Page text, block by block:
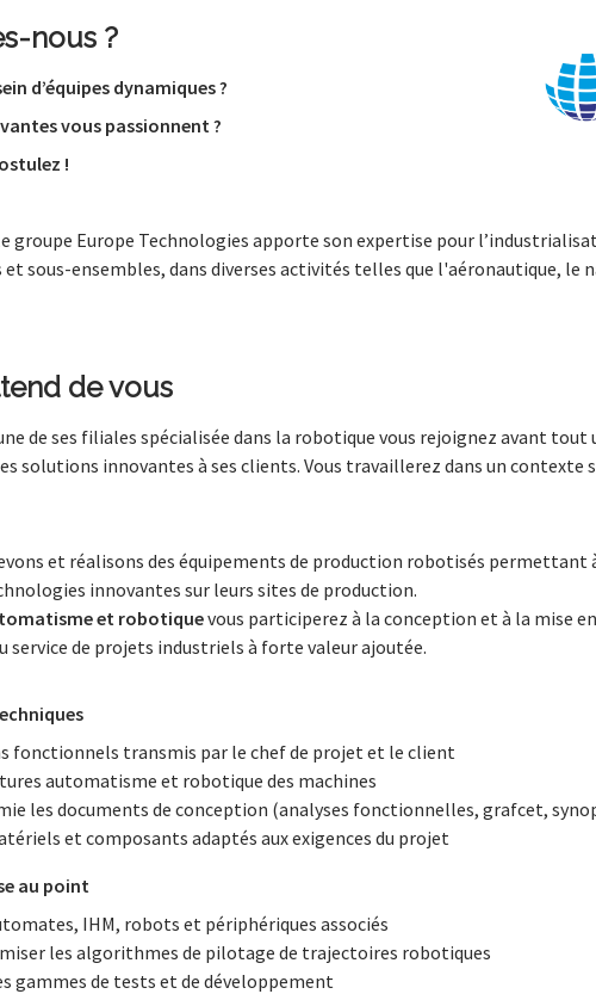
nous ?
d’équipes dynamiques ?
vous passionnent ?
!
le groupe Europe Technologies apporte son expertise pour
et sous-ensembles, dans diverses activités telles que l'aéronautique, le
de vous
de ses filiales spécialisée dans la robotique vous rejoignez avant tout
solutions innovantes à ses clients. Vous travaillerez dans un
et réalisons des équipements de production robotisés permettant
innovantes sur leurs sites de production.
et robotiquevous participerez à la conception et à la mise
service de projets industriels à forte valeur ajoutée.
fonctionnels transmis par le chef de projet et le client
automatisme et robotique des machines
les documents de conception (analyses fonctionnelles, grafcet,
et composants adaptés aux exigences du projet
au point
IHM, robots et périphériques associés
les algorithmes de pilotage de trajectoires robotiques
gammes de tests et de développement